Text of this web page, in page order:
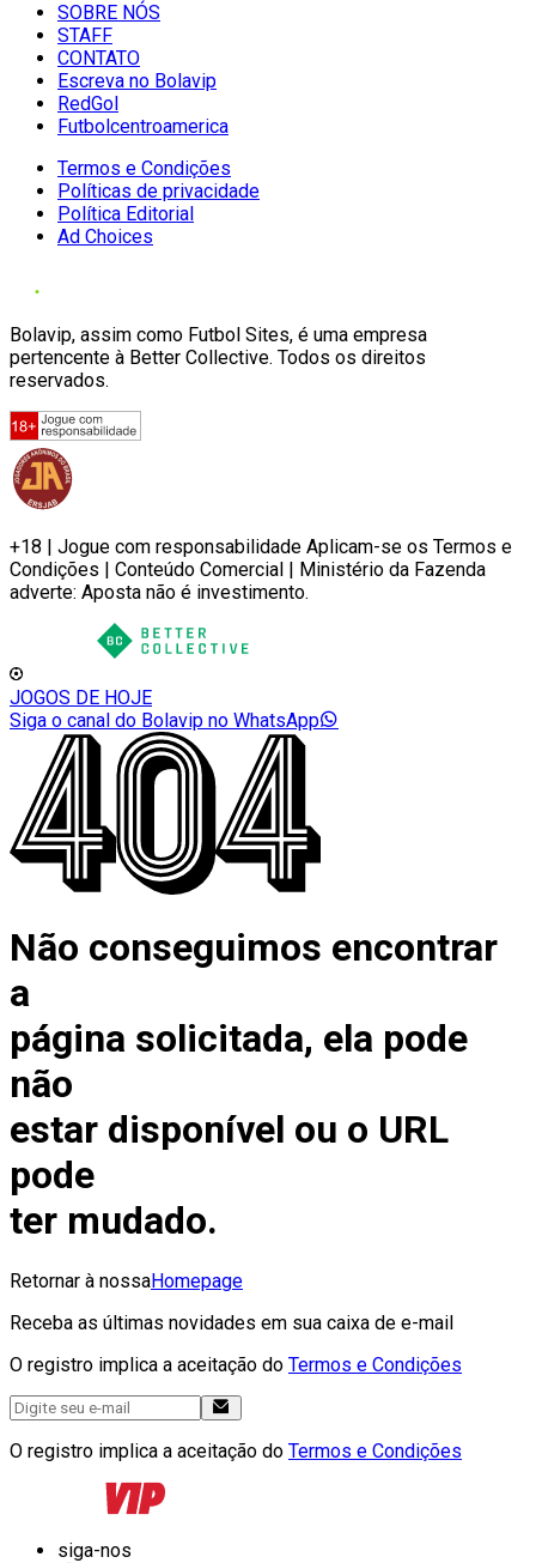
SOBRE NÓS
STAFF
CONTATO
Escreva no Bolavip
RedGol
Futbolcentroamerica
Termos e Condições
Políticas de privacidade
Política Editorial
Ad Choices
Bolavip, assim como Futbol Sites, é uma empresa
pertencente à Better Collective. Todos os direitos
reservados.
+18 | Jogue com responsabilidade Aplicam-se os Termos e
Condições | Conteúdo Comercial | Ministério da Fazenda
adverte: Aposta não é investimento.
JOGOS DE HOJE
Siga o canal do Bolavip no WhatsApp
Não conseguimos encontrar
a
página solicitada, ela pode
não
estar disponível ou o URL
pode
ter mudado.
Retornar à nossaHomepage
Receba as últimas novidades em sua caixa de e-mail
O registro implica a aceitação do Termos e Condições
O registro implica a aceitação do Termos e Condições
siga-nos